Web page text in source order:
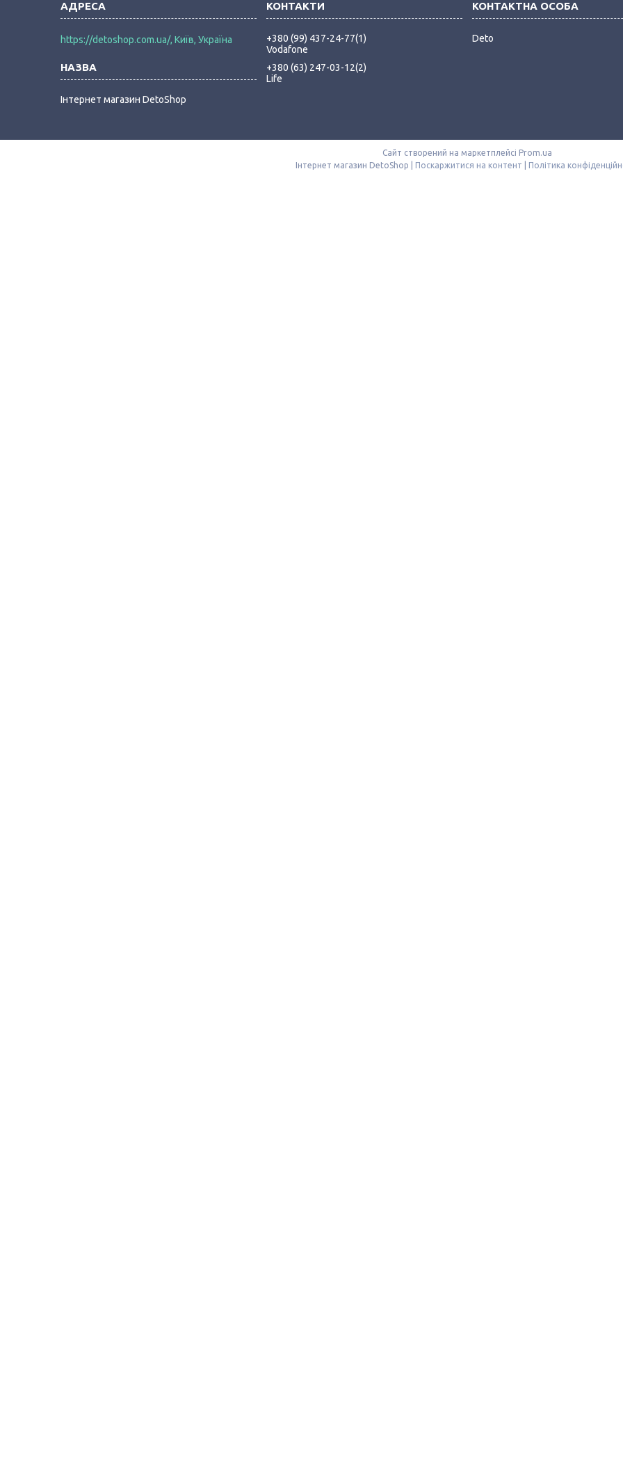
https://detoshop.com.ua/, Київ, Україна
Інтернет магазин DetoShop
+380 (99) 437-24-77 1
Vodafone
+380 (63) 247-03-12 2
Life
Deto
Сайт створений на маркетплейсі Prom.ua
Поскаржитися на контент Політика